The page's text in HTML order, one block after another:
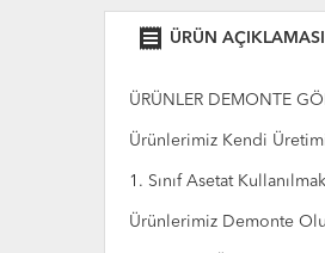
receipt ÜRÜN AÇIKLAMASI
ÜRÜNLER DEMONTE
Ürünlerimiz Kendi
1. Sınıf Asetat
Ürünlerimiz Demonte